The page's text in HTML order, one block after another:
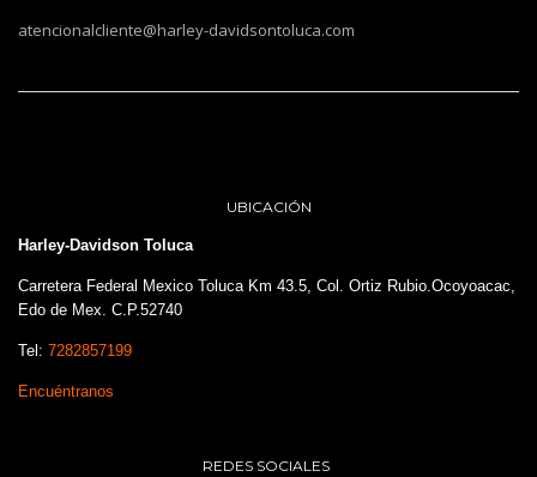
atencionalcliente@harley-davidsontoluca.com
UBICACIÓN
Harley-Davidson Toluca
Carretera Federal Mexico Toluca Km 43.5, Col. Ortiz Rubio.Ocoyoacac,
Edo de Mex. C.P.52740
Tel: 7282857199
Encuéntranos
REDES SOCIALES